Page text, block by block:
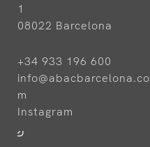
1
08022 Barcelona
+34 933 196 600
info@abacbarcelona.co
m
Instagram